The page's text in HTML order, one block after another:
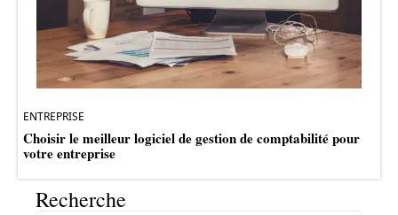
ENTREPRISE
Choisir le meilleur logiciel de gestion de comptabilité pour
votre entreprise
Recherche